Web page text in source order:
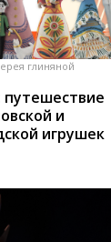
глиняной
путешествие
и
игрушек